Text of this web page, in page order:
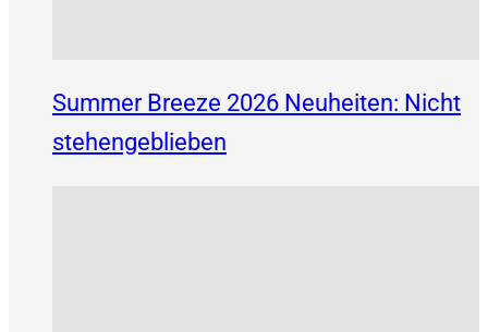
Summer Breeze 2026 Neuheiten: Nicht
stehengeblieben